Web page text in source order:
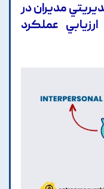
مديران در
عملکرد